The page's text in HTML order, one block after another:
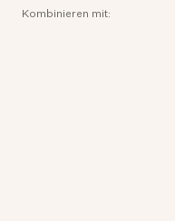
Kombinieren mit: